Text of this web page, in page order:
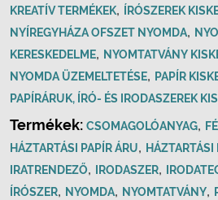
KREATÍV TERMÉKEK, ÍRÓSZEREK
NYÍREGYHÁZA OFSZET NYOMDA,
KERESKEDELME, NYOMTATVÁNY
NYOMDA ÜZEMELTETÉSE, PAPÍR
PAPÍRÁRUK, ÍRÓ- ÉS IRODASZEREK
Termékek: CSOMAGOLÓANYAG,
HÁZTARTÁSI PAPÍR ÁRU, HÁZTARTÁSI
IRATRENDEZŐ, IRODASZER,
ÍRÓSZER, NYOMDA, NYOMTATVÁNY,